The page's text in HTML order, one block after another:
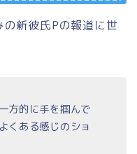
の新彼氏Pの報道に世
方的に手を掴んで
くある感じのショ